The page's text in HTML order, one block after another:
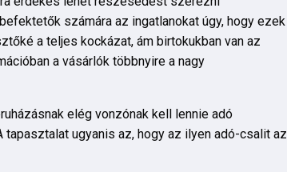
számára az ingatlanokat úgy, hogy ezek
a teljes kockázat, ám birtokukban van az
a vásárlók többnyire a nagy
elég vonzónak kell lennie adó
ugyanis az, hogy az ilyen adó-csalit az